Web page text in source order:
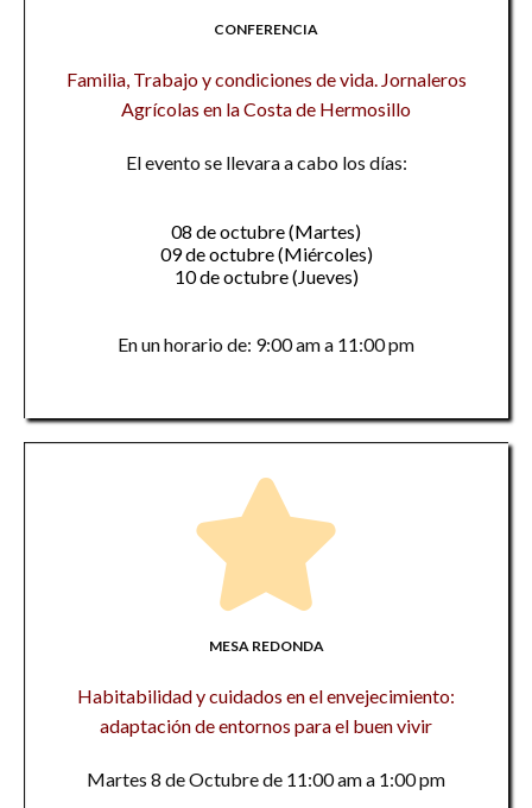
CONFERENCIA
Familia, Trabajo y condiciones de vida. Jornaleros
Agrícolas en la Costa de Hermosillo
El evento se llevara a cabo los días:
08 de octubre (Martes)
09 de octubre (Miércoles)
10 de octubre (Jueves)
En un horario de: 9:00 am a 11:00 pm
MESA REDONDA
Habitabilidad y cuidados en el envejecimiento:
adaptación de entornos para el buen vivir
Martes 8 de Octubre de 11:00 am a 1:00 pm